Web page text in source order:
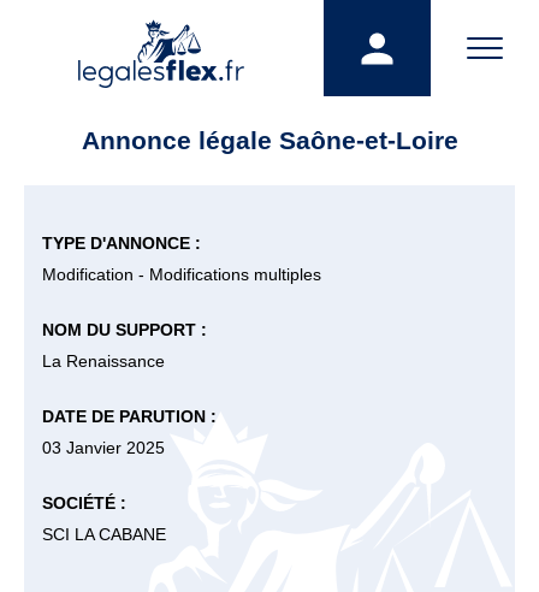
Annonce légale Saône-et-Loire
TYPE D'ANNONCE :
Modification - Modifications multiples
NOM DU SUPPORT :
La Renaissance
DATE DE PARUTION :
03 Janvier 2025
SOCIÉTÉ :
SCI LA CABANE